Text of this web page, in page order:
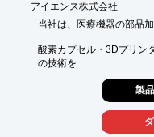
アイエンス株式会社
当社は、医療機器の部品
酸素カプセル・3Dプリン
の技術を
ベースとして、様々な分
変化の激しい時代の中で
トナーとして、
製